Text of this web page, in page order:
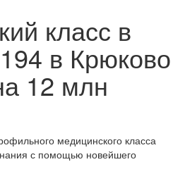
класс в
в Крюково
12 млн
медицинского класса
с помощью новейшего